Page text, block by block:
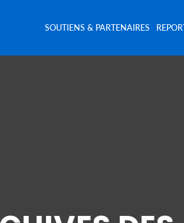
SOUTIENS & PARTENAIRES